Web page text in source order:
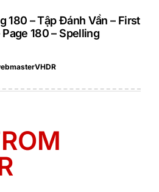
180 – Tập Đánh Vần – First
Page 180 – Spelling